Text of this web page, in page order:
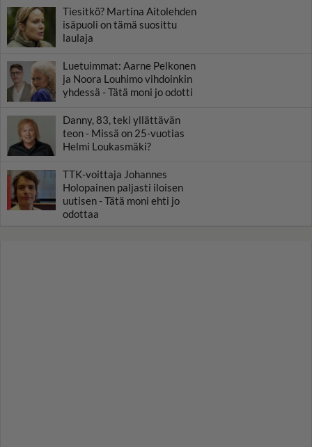
Tiesitkö? Martina Aitolehden
isäpuoli on tämä suosittu
laulaja
Luetuimmat: Aarne Pelkonen
ja Noora Louhimo vihdoinkin
yhdessä - Tätä moni jo odotti
Danny, 83, teki yllättävän
teon - Missä on 25-vuotias
Helmi Loukasmäki?
TTK-voittaja Johannes
Holopainen paljasti iloisen
uutisen - Tätä moni ehti jo
odottaa